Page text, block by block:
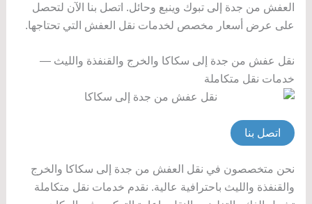
العفش من جدة إلى تبوك وينبع وحائل. اتصل بنا الآن لتحصل
على عرض أسعار مخصص لخدمات نقل العفش التي تحتاجها.
نقل عفش من جدة إلى سكاكا والخرج والقنفذة والليث —
خدمات نقل متكاملة
اتصل بنا
نحن متخصصون في نقل العفش من جدة إلى سكاكا والخرج
والقنفذة والليث باحترافية عالية. نقدم خدمات نقل متكاملة